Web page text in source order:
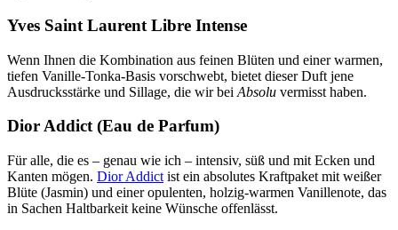
Yves Saint Laurent Libre Intense
Wenn Ihnen die Kombination aus feinen Blüten und einer warmen,
tiefen Vanille-Tonka-Basis vorschwebt, bietet dieser Duft jene
Ausdrucksstärke und Sillage, die wir bei Absolu vermisst haben.
Dior Addict (Eau de Parfum)
Für alle, die es – genau wie ich – intensiv, süß und mit Ecken und
Kanten mögen. Dior Addict ist ein absolutes Kraftpaket mit weißer
Blüte (Jasmin) und einer opulenten, holzig-warmen Vanillenote, das
in Sachen Haltbarkeit keine Wünsche offenlässt.